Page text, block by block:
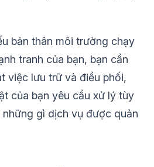
bản thân môi trường chạy
tranh của bạn, bạn cần
việc lưu trữ và điều phối,
của bạn yêu cầu xử lý tùy
gì dịch vụ được quản